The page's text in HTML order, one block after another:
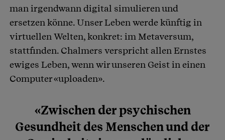
man irgendwann digital simulieren und
ersetzen könne. Unser Leben werde künftig in
virtuellen Welten, konkret: im Metaversum,
stattfinden. Chalmers verspricht allen Ernstes
ewiges Leben, wenn wir unseren Geist in einen
Computer «uploaden».
«Zwischen der psychischen
Gesundheit des Menschen und der